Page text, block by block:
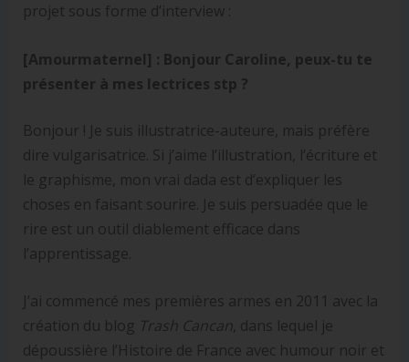
projet sous forme d’interview :
[Amourmaternel] : Bonjour Caroline, peux-tu te
présenter à mes lectrices stp ?
Bonjour ! Je suis illustratrice-auteure, mais préfère
dire vulgarisatrice. Si j’aime l’illustration, l’écriture et
le graphisme, mon vrai dada est d’expliquer les
choses en faisant sourire. Je suis persuadée que le
rire est un outil diablement efficace dans
l’apprentissage.
J’ai commencé mes premières armes en 2011 avec la
création du blog Trash Cancan, dans lequel je
dépoussière l’Histoire de France avec humour noir et